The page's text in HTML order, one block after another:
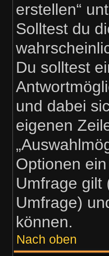
erstellen“
Solltest du
Du solltest
und dabei
eigenen
Optionen
Umfrage gilt
Umfrage)
können.
Nach oben